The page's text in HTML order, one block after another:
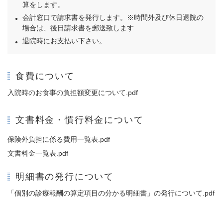
算をします。
会計窓口で請求書を発行します。※時間外及び休日退院の
場合は、後日請求書を郵送致します
退院時にお支払い下さい。
食費について
入院時のお食事の負担額変更について.pdf
文書料金・慣行料金について
保険外負担に係る費用一覧表.pdf
文書料金一覧表.pdf
明細書の発行について
「個別の診療報酬の算定項目の分かる明細書」の発行について.pdf